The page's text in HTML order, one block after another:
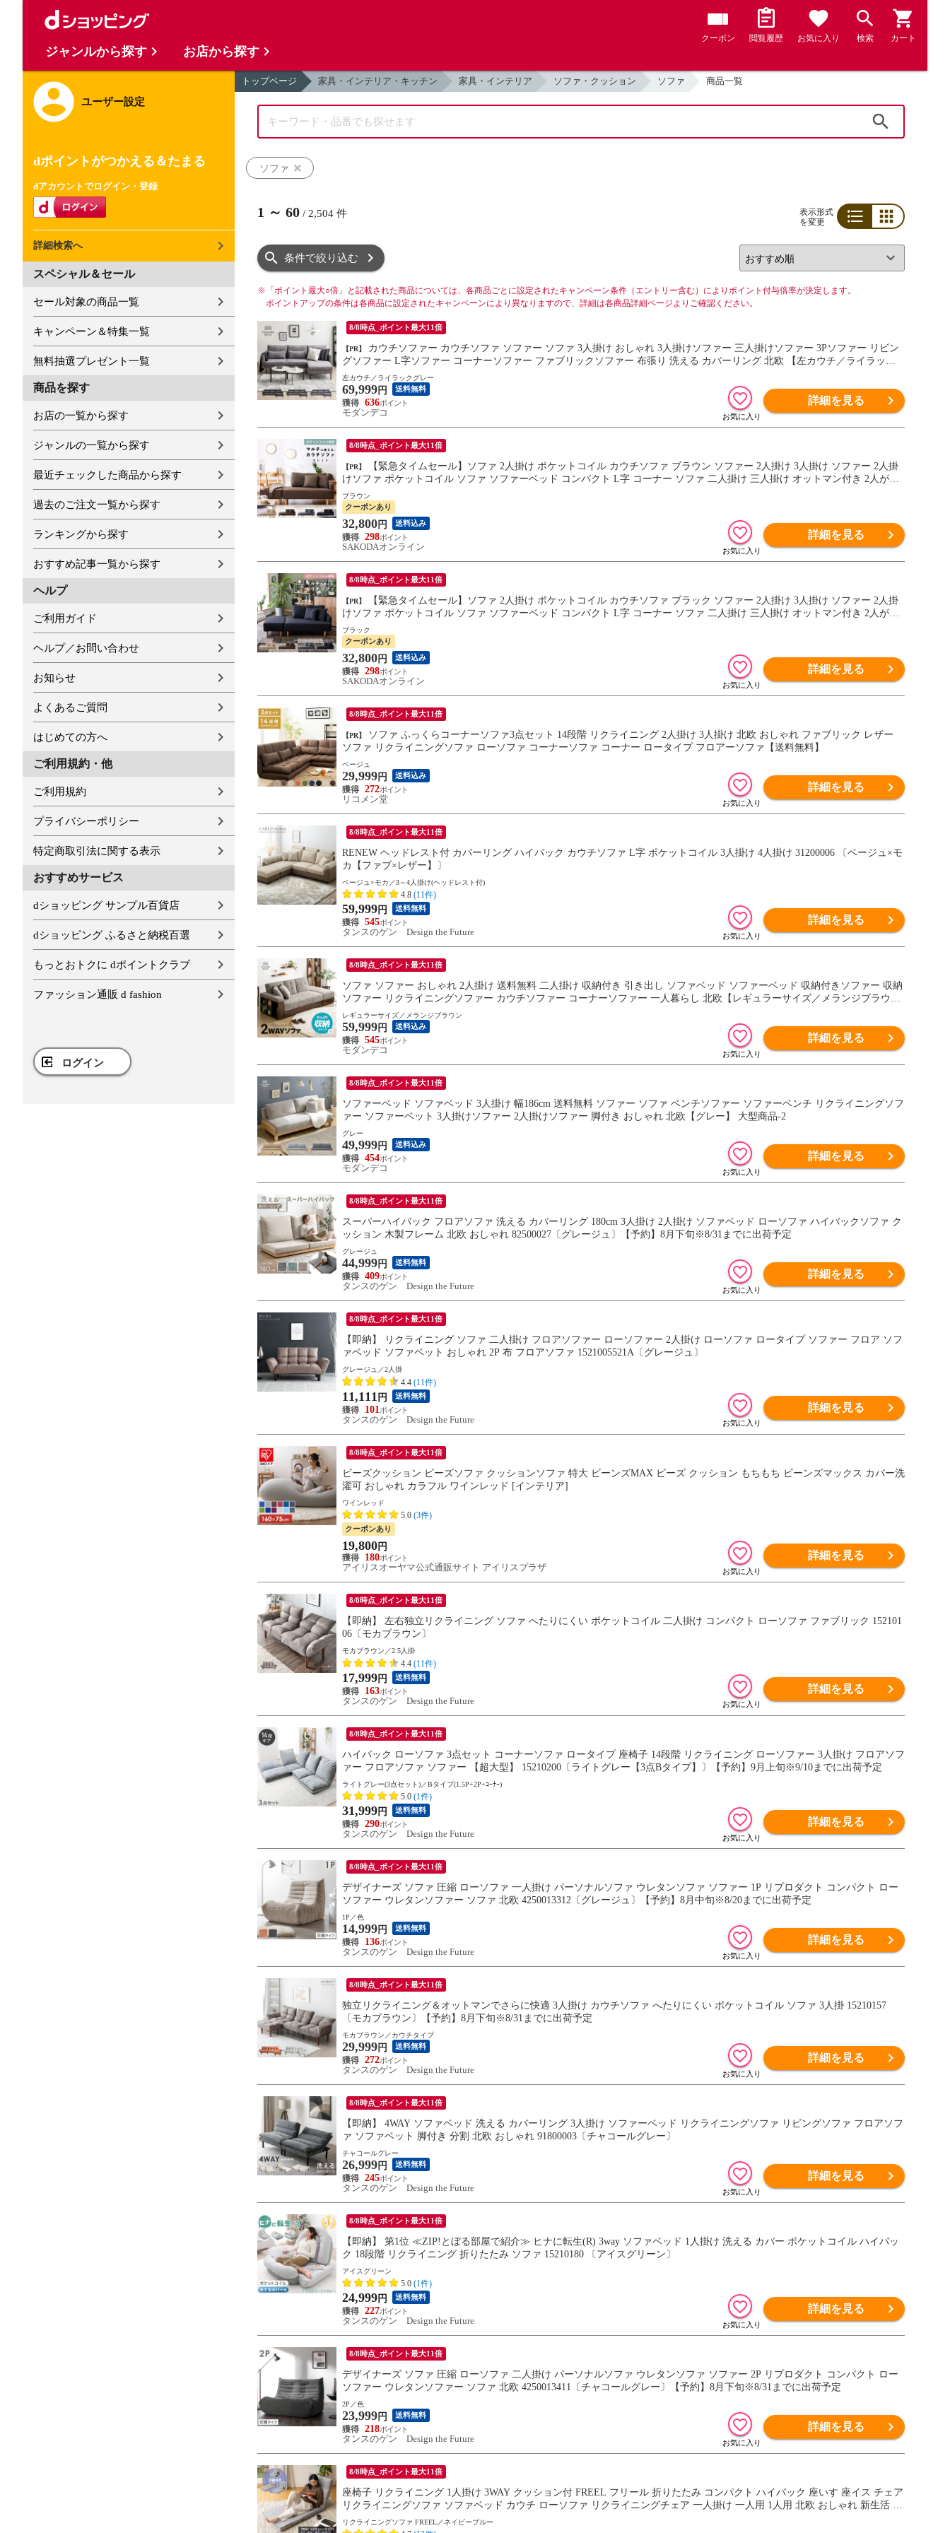
クーポン 閲覧履歴 お気に入り 検索 カート
ユーザー設定
dポイントがつかえる＆たまる
dアカウントでログイン・登録
詳細検索へ
スペシャル＆セール
セール対象の商品一覧
キャンペーン＆特集一覧
無料抽選プレゼント一覧
商品を探す
お店の一覧から探す
ジャンルの一覧から探す
最近チェックした商品から探す
過去のご注文一覧から探す
ランキングから探す
おすすめ記事一覧から探す
ヘルプ
ご利用ガイド
ヘルプ／お問い合わせ
お知らせ
よくあるご質問
はじめての方へ
ご利用規約・他
ご利用規約
プライバシーポリシー
特定商取引法に関する表示
おすすめサービス
dショッピング サンプル百貨店
dショッピング ふるさと納税百選
もっとおトクに dポイントクラブ
ファッション通販 d fashion
ログイン
トップページ 家具・インテリア・キッチン 家具・インテリア ソファ・クッション ソファ 商品一覧
ソファ
1 ～ 60 / 2,504 件
表示形式
を変更
条件で絞り込む
※ 「ポイント最大○倍」と記載された商品については、各商品ごとに設定されたキャンペーン条件（エントリー含む）によりポイント付与倍率が決定します。
ポイントアップの条件は各商品に設定されたキャンペーンにより異なりますので、詳細は各商品詳細ページよりご確認ください。
8/8時点_ポイント最大11倍
【PR】
グソファー L字ソファー コーナーソファー ファブリックソファー 布張り 洗える カバーリング 北欧 【左カウチ／ライラック
グレー】 小型商品(佐川)
左カウチ／ライラックグレー
69,999 円 送料無料
636
モダンデコ
詳細を見る
8/8時点_ポイント最大11倍
【PR】
けソファ ポケットコイル ソファ ソファーベッド コンパクト L字 コーナー ソファ 二人掛け 三人掛け オットマン付き 2人がけ
ソファー ソファベッド 北欧 お
ブラウン
クーポンあり
32,800 円 送料込み
298
SAKODAオンライン
詳細を見る
8/8時点_ポイント最大11倍
【PR】
けソファ ポケットコイル ソファ ソファーベッド コンパクト L字 コーナー ソファ 二人掛け 三人掛け オットマン付き 2人がけ
ソファー ソファベッド 北欧 お
ブラック
クーポンあり
32,800 円 送料込み
298
SAKODAオンライン
詳細を見る
8/8時点_ポイント最大11倍
【PR】
ソファ リクライニングソファ ローソファ コーナーソファ コーナー ロータイプ フロアーソファ【送料無料】
ベージュ
29,999 円 送料込み
272
リコメン堂
詳細を見る
8/8時点_ポイント最大11倍
RENEW ヘッドレスト付 カバーリング ハイバック カウチソファ L字 ポケットコイル 3人掛け 4人掛け 31200006 〔ベージュ×モ
カ【ファブ×レザー】〕
ベージュ×モカ／3～4人掛け(ヘッドレスト付)
4.8 (11件)
59,999 円 送料無料
545
タンスのゲン Design the Future
詳細を見る
8/8時点_ポイント最大11倍
ソファ ソファー おしゃれ 2人掛け 送料無料 二人掛け 収納付き 引き出し ソファベッド ソファーベッド 収納付きソファー 収納
ソファー リクライニングソファー カウチソファー コーナーソファー 一人暮らし 北欧【レギュラーサイズ／メランジブラウ
ン】 大型商品-2
レギュラーサイズ／メランジブラウン
59,999 円 送料込み
545
モダンデコ
詳細を見る
8/8時点_ポイント最大11倍
ソファーベッド ソファベッド 3人掛け 幅186cm 送料無料 ソファー ソファ ベンチソファー ソファーベンチ リクライニングソフ
ァー ソファーベット 3人掛けソファー 2人掛けソファー 脚付き おしゃれ 北欧【グレー】 大型商品-2
グレー
49,999 円 送料込み
454
モダンデコ
詳細を見る
8/8時点_ポイント最大11倍
スーパーハイバック フロアソファ 洗える カバーリング 180cm 3人掛け 2人掛け ソファベッド ローソファ ハイバックソファ ク
ッション 木製フレーム 北欧 おしゃれ 82500027〔グレージュ〕【予約】8月下旬※8/31までに出荷予定
グレージュ
44,999 円 送料無料
409
タンスのゲン Design the Future
詳細を見る
8/8時点_ポイント最大11倍
【即納】 リクライニング ソファ 二人掛け フロアソファー ローソファー 2人掛け ローソファ ロータイプ ソファー フロア ソフ
ァベッド ソファベット おしゃれ 2P 布 フロアソファ 1521005521A〔グレージュ〕
グレージュ／2人掛
4.4 (11件)
11,111 円 送料無料
101
タンスのゲン Design the Future
詳細を見る
8/8時点_ポイント最大11倍
ビーズクッション ビーズソファ クッションソファ 特大 ビーンズMAX ビーズ クッション もちもち ビーンズマックス カバー洗
濯可 おしゃれ カラフル ワインレッド [インテリア]
ワインレッド
5.0 (3件)
クーポンあり
19,800 円
180
アイリスオーヤマ公式通販サイト アイリスプラザ
詳細を見る
8/8時点_ポイント最大11倍
【即納】 左右独立リクライニング ソファ へたりにくい ポケットコイル 二人掛け コンパクト ローソファ ファブリック 152101
06〔モカブラウン〕
モカブラウン／2.5人掛
4.4 (11件)
17,999 円 送料無料
163
タンスのゲン Design the Future
詳細を見る
8/8時点_ポイント最大11倍
ハイバック ローソファ 3点セット コーナーソファ ロータイプ 座椅子 14段階 リクライニング ローソファー 3人掛け フロアソフ
ァー フロアソファ ソファー 【超大型】 15210200〔ライトグレー【3点Bタイプ】〕【予約】9月上旬※9/10までに出荷予定
ライトグレー(3点セット)／Bタイプ(1.5P+2P+ｺｰﾅｰ)
5.0 (1件)
31,999 円 送料無料
290
タンスのゲン Design the Future
詳細を見る
8/8時点_ポイント最大11倍
デザイナーズ ソファ 圧縮 ローソファ 一人掛け パーソナルソファ ウレタンソファ ソファー 1P リプロダクト コンパクト ロー
ソファー ウレタンソファー ソファ 北欧 4250013312〔グレージュ〕【予約】8月中旬※8/20までに出荷予定
1P／色
14,999 円 送料無料
136
タンスのゲン Design the Future
詳細を見る
8/8時点_ポイント最大11倍
独立リクライニング＆オットマンでさらに快適 3人掛け カウチソファ へたりにくい ポケットコイル ソファ 3人掛 15210157
〔モカブラウン〕【予約】8月下旬※8/31までに出荷予定
モカブラウン／カウチタイプ
29,999 円 送料無料
272
タンスのゲン Design the Future
詳細を見る
8/8時点_ポイント最大11倍
【即納】 4WAY ソファベッド 洗える カバーリング 3人掛け ソファーベッド リクライニングソファ リビングソファ フロアソフ
ァ ソファベット 脚付き 分割 北欧 おしゃれ 91800003〔チャコールグレー〕
チャコールグレー
26,999 円 送料無料
245
タンスのゲン Design the Future
詳細を見る
8/8時点_ポイント最大11倍
【即納】 第1位 ≪ZIP!とぼる部屋で紹介≫ ヒナに転生(R) 3way ソファベッド 1人掛け 洗える カバー ポケットコイル ハイバッ
ク 18段階 リクライニング 折りたたみ ソファ 15210180 〔アイスグリーン〕
アイスグリーン
5.0 (1件)
24,999 円 送料無料
227
タンスのゲン Design the Future
詳細を見る
8/8時点_ポイント最大11倍
デザイナーズ ソファ 圧縮 ローソファ 二人掛け パーソナルソファ ウレタンソファ ソファー 2P リプロダクト コンパクト ロー
ソファー ウレタンソファー ソファ 北欧 4250013411〔チャコールグレー〕【予約】8月下旬※8/31までに出荷予定
2P／色
23,999 円 送料無料
218
タンスのゲン Design the Future
詳細を見る
8/8時点_ポイント最大11倍
座椅子 リクライニング 1人掛け 3WAY クッション付 FREEL フリール 折りたたみ コンパクト ハイバック 座いす 座イス チェア
リクライニングソファ ソファベッド カウチ ローソファ リクライニングチェア 一人掛け 一人用 1人用 北欧 おしゃれ 新生活 送
料無料 エムール
リクライニングソファ FREEL／ネイビーブルー
ジャンルから探す お店から探す